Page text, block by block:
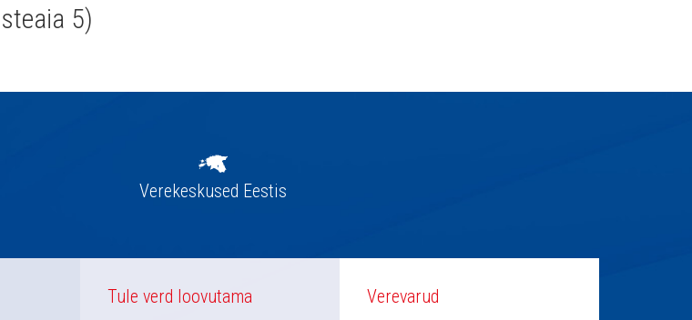
5)
Verekeskused Eestis
Tule verd loovutama Verevarud